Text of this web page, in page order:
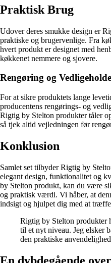
Praktisk Brug
Udover deres smukke design er
praktiske og brugervenlige. Fra
hvert produkt er designet med
køkkenet nemmere og sjovere.
Rengøring og
For at sikre produktets lange
producentens rengørings- og
Rigtig by Stelton produkter tåler
så tjek altid vejledningen før
Konklusion
Samlet set tilbyder Rigtig by
elegant design, funktionalitet og
by Stelton produkt, kan du være
og praktisk værdi. Vi håber, at
indsigt og hjulpet dig med at
Rigtig by Stelton produkter
til et nyt niveau. Jeg elsker
den praktiske